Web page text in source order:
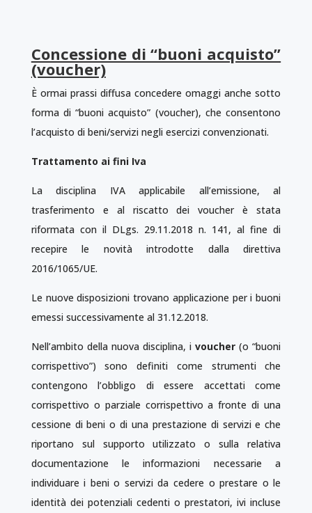
Concessione di “buoni acquisto”
(voucher)
È ormai prassi diffusa concedere omaggi anche sotto
forma di “buoni acquisto” (voucher), che consentono
l’acquisto di beni/servizi negli esercizi convenzionati.
Trattamento ai fini Iva
La disciplina IVA applicabile all’emissione, al
trasferimento e al riscatto dei voucher è stata
riformata con il DLgs. 29.11.2018 n. 141, al fine di
recepire le novità introdotte dalla direttiva
2016/1065/UE.
Le nuove disposizioni trovano applicazione per i buoni
emessi successivamente al 31.12.2018.
Nell’ambito della nuova disciplina, ivoucher (o “buoni
corrispettivo”) sono definiti come strumenti che
contengono l’obbligo di essere accettati come
corrispettivo o parziale corrispettivo a fronte di una
cessione di beni o di una prestazione di servizi e che
riportano sul supporto utilizzato o sulla relativa
documentazione le informazioni necessarie a
individuare i beni o servizi da cedere o prestare o le
identità dei potenziali cedenti o prestatori, ivi incluse